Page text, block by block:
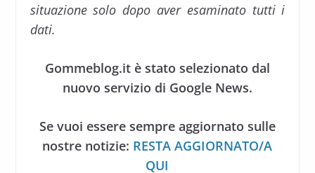
situazione solo dopo aver esaminato tutti i
dati.
Gommeblog.it è stato selezionato dal
nuovo servizio di Google News.
Se vuoi essere sempre aggiornato sulle
nostre notizie: RESTA AGGIORNATO/A
QUI